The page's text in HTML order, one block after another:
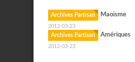
Archives Partisan Maoïsme
2012-03-23
Archives Partisan Amériques
2012-03-23